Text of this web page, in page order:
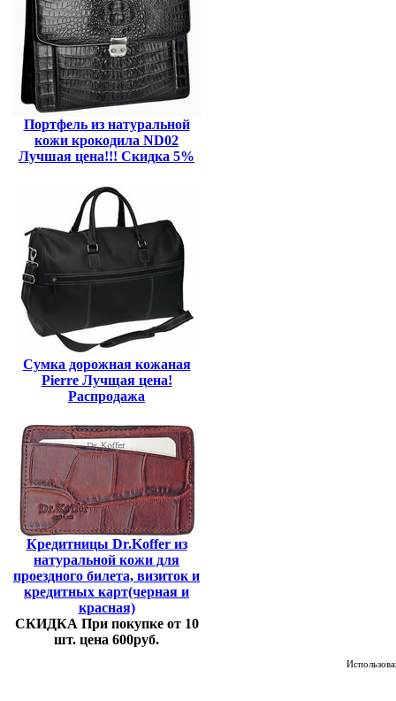
Портфель из натуральной
кожи крокодила ND02
Лучшая цена!!! Скидка 5%
Сумка дорожная кожаная
Pierre Лучщая цена!
Распродажа
Кредитницы Dr.Koffer из
натуральной кожи для
проездного билета, визиток и
кредитных карт(черная и
красная)
СКИДКА При покупке от 10
шт. цена 600руб.